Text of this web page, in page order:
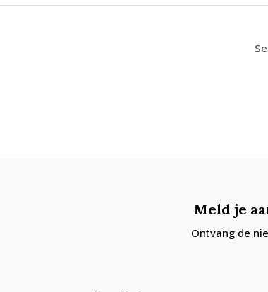
Meld je
Ontvang de